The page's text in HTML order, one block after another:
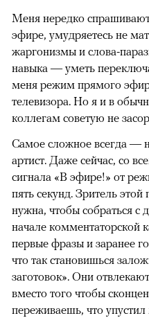
Меня нередко
эфире, умудряетесь не
жаргонизмы и слова-
навыка — уметь
меня режим прямого
телевизора. Но я и в
коллегам советую не
Самое сложное всегда —
артист. Даже сейчас, со
сигнала «В эфире!» от
пять секунд. Зритель
нужна, чтобы собраться
начале комментаторской
первые фразы и заранее
что так становишься
заготовок». Они
вместо того чтобы
переживаешь, что